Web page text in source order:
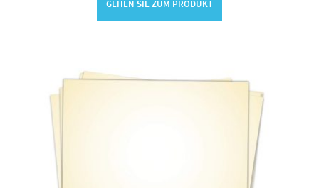
GEHEN SIE ZUM PRODUKT